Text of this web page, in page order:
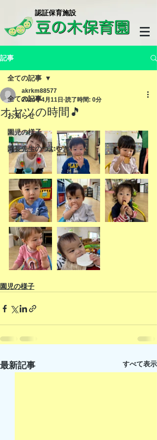
​認証保育施設
記事
全ての記事
お知らせ
園児の様子
園長先生のつぶやき
全ての記事
オヤツの時間🎵
akrkm88577
2024年4月11日 読了時間: 0分
園児の様子
最新記事 すべて表示